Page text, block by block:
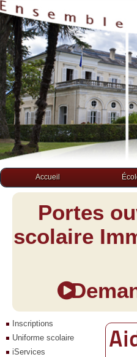
Accueil
Portes
scolaire
Inscriptions
Uniforme scolaire
iServices